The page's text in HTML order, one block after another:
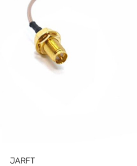
JARFT